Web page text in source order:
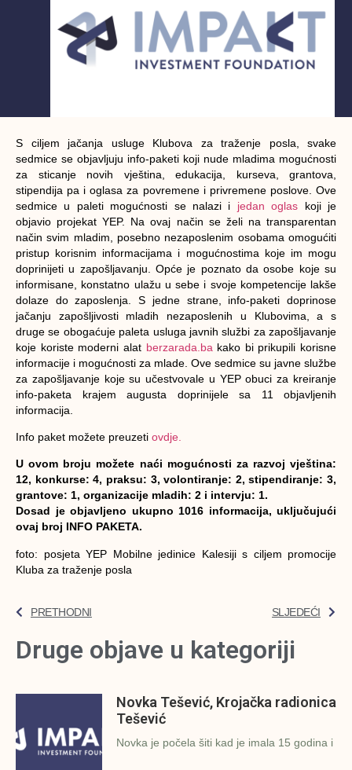
S ciljem jačanja usluge Klubova za traženje posla, svake
sedmice se objavljuju info-paketi koji nude mladima mogućnosti
za sticanje novih vještina, edukacija, kurseva, grantova,
stipendija pa i oglasa za povremene i privremene poslove. Ove
sedmice u paleti mogućnosti se nalazi i jedan oglas koji je
objavio projekat YEP. Na ovaj način se želi na transparentan
način svim mladim, posebno nezaposlenim osobama omogućiti
pristup korisnim informacijama i mogućnostima koje im mogu
doprinijeti u zapošljavanju. Opće je poznato da osobe koje su
informisane, konstatno ulažu u sebe i svoje kompetencije lakše
dolaze do zaposlenja. S jedne strane, info-paketi doprinose
jačanju zapošljivosti mladih nezaposlenih u Klubovima, a s
druge se obogaćuje paleta usluga javnih službi za zapošljavanje
koje koriste moderni alat berzarada.ba kako bi prikupili korisne
informacije i mogućnosti za mlade. Ove sedmice su javne službe
za zapošljavanje koje su učestvovale u YEP obuci za kreiranje
info-paketa krajem augusta doprinijele sa 11 objavljenih
informacija.
Info paket možete preuzeti ovdje.
U ovom broju možete naći mogućnosti za razvoj vještina:
12, konkurse: 4, praksu: 3, volontiranje: 2, stipendiranje: 3,
grantove: 1, organizacije mladih: 2 i intervju: 1.
Dosad je objavljeno ukupno 1016 informacija, uključujući
ovaj broj INFO PAKETA.
foto: posjeta YEP Mobilne jedinice Kalesiji s ciljem promocije
Kluba za traženje posla
PRETHODNI SLJEDEĆI
Druge objave u kategoriji
Novka Tešević, Krojačka radionica
Tešević
Novka je počela šiti kad je imala 15 godina i